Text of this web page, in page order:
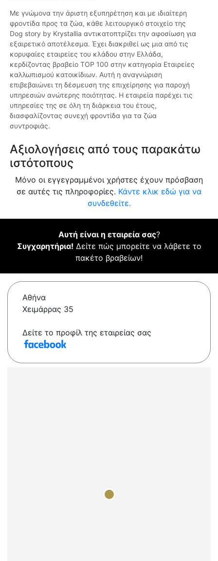
Με γνώμονα την άριστη εξυπηρέτηση και με ιδιαίτερη
φροντίδα προς τα ζώα, κάθε λειτουργικό στοιχείο της
Dog story by Krystallia αντικατοπτρίζει την αφοσίωση για
εξαιρετικό αποτέλεσμα. Έχει διακριθεί ως μια από τις
κορυφαίες εταιρείες του κλάδου στην Ελλάδα,
κερδίζοντας βραβείο TOP 100 στην κατηγορία Εταιρείες
καλλωπισμού κατοικίδιων. Αυτή η αναγνώριση
επιβεβαιώνει τη δέσμευση της επιχείρησης για παροχή
υπηρεσιών ανώτερης ποιότητας. H εταιρεία παρέχει τις
υπηρεσίες της σε όλη τη διάρκεια του έτους,
διασφαλίζοντας συνεχή φροντίδα για τα ζώα
συντροφιάς.
Αξιολογήσεις από τους παρακάτω
ιστότοπους
Μόνο οι εγγεγραμμένοι χρήστες έχουν πρόσβαση
σε αυτές τις πληροφορίες. Κάντε κλικ εδώ για να
συνδεθείτε.
Αυτή είναι η εταιρεία σας?
Συγχαρητήρια! Δείτε πώς μπορείτε να λάβετε το
πακέτο βραβείων!
Αθήνα
Χειμάρρας 35
Δείτε το προφίλ της εταιρείας σας